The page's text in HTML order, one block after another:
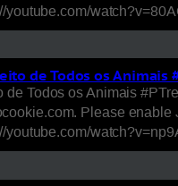
youtube.com/
de Todos os Animais
Todos os Animais
Please
youtube.com/